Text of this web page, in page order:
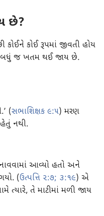
છે?
કોઈને કોઈ રૂપમાં જીવતી હોય
બધું જ ખતમ થઈ જાય છે.
(સભાશિક્ષક ૯:૫) મરણ
નથી.
આવ્યો હતો અને
(ઉત્પત્તિ ૨:૭; ૩:૧૯) એ
ત્યારે, તે માટીમાં મળી જાય